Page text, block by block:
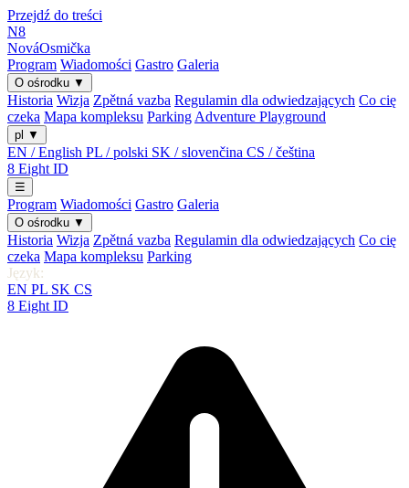
Przejdź do treści
N8
NováOsmička
Program Wiadomości Gastro Galeria
O ośrodku ▼
Historia Wizja Zpětná vazba Regulamin dla odwiedzających Co cię
czeka Mapa kompleksu Parking Adventure Playground
pl ▼
EN / English PL / polski SK / slovenčina CS / čeština
8 Eight ID
☰
Program Wiadomości Gastro Galeria
O ośrodku ▼
Historia Wizja Zpětná vazba Regulamin dla odwiedzających Co cię
czeka Mapa kompleksu Parking
Język:
EN PL SK CS
8 Eight ID